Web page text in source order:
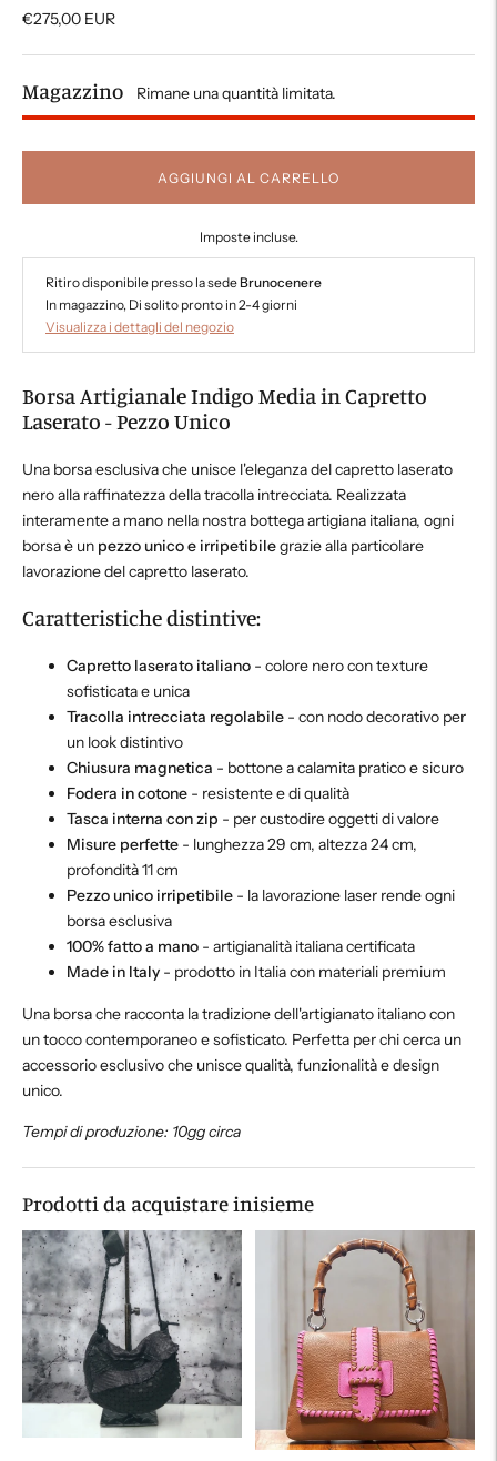
€275,00 EUR
Magazzino Rimane una quantità limitata.
AGGIUNGI AL CARRELLO
Imposte incluse.
Ritiro disponibile presso la sedeBrunocenere
In magazzino, Di solito pronto in 2-4 giorni
Visualizza i dettagli del negozio
Borsa Artigianale Indigo Media in Capretto
Laserato - Pezzo Unico
Una borsa esclusiva che unisce l'eleganza del capretto laserato
nero alla raffinatezza della tracolla intrecciata. Realizzata
interamente a mano nella nostra bottega artigiana italiana, ogni
borsa è un pezzo unico e irripetibilegrazie alla particolare
lavorazione del capretto laserato.
Caratteristiche distintive:
Capretto laserato italiano - colore nero con texture
sofisticata e unica
Tracolla intrecciata regolabile - con nodo decorativo per
un look distintivo
Chiusura magnetica - bottone a calamita pratico e sicuro
Fodera in cotone - resistente e di qualità
Tasca interna con zip - per custodire oggetti di valore
Misure perfette - lunghezza 29 cm, altezza 24 cm,
profondità 11 cm
Pezzo unico irripetibile - la lavorazione laser rende ogni
borsa esclusiva
100% fatto a mano - artigianalità italiana certificata
Made in Italy - prodotto in Italia con materiali premium
Una borsa che racconta la tradizione dell'artigianato italiano con
un tocco contemporaneo e sofisticato. Perfetta per chi cerca un
accessorio esclusivo che unisce qualità, funzionalità e design
unico.
Tempi di produzione: 10gg circa
Prodotti da acquistare inisieme